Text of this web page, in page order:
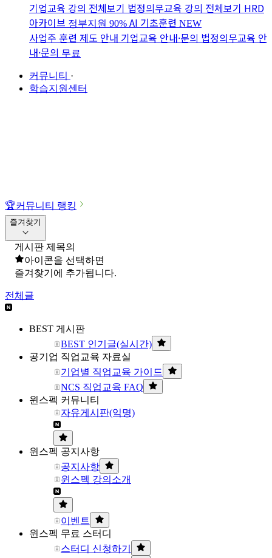
기업교육 강의 전체보기 법정의무교육 강의 전체보기 HRD
아카이브 정부지원 90% AI 기초훈련 NEW
사업주 훈련 제도 안내 기업교육 안내·문의 법정의무교육 안
내·문의 무료
커뮤니티 ·
학습지원센터
🏆커뮤니티 랭킹
즐겨찾기
게시판 제목의
아이콘을 선택하면
즐겨찾기에 추가됩니다.
전체글
BEST 게시판
BEST 인기글(실시간)
공기업 직업교육 자료실
기업별 직업교육 가이드
NCS 직업교육 FAQ
윈스펙 커뮤니티
자유게시판(익명)
윈스펙 공지사항
공지사항
윈스펙 강의소개
이벤트
윈스펙 무료 스터디
스터디 신청하기